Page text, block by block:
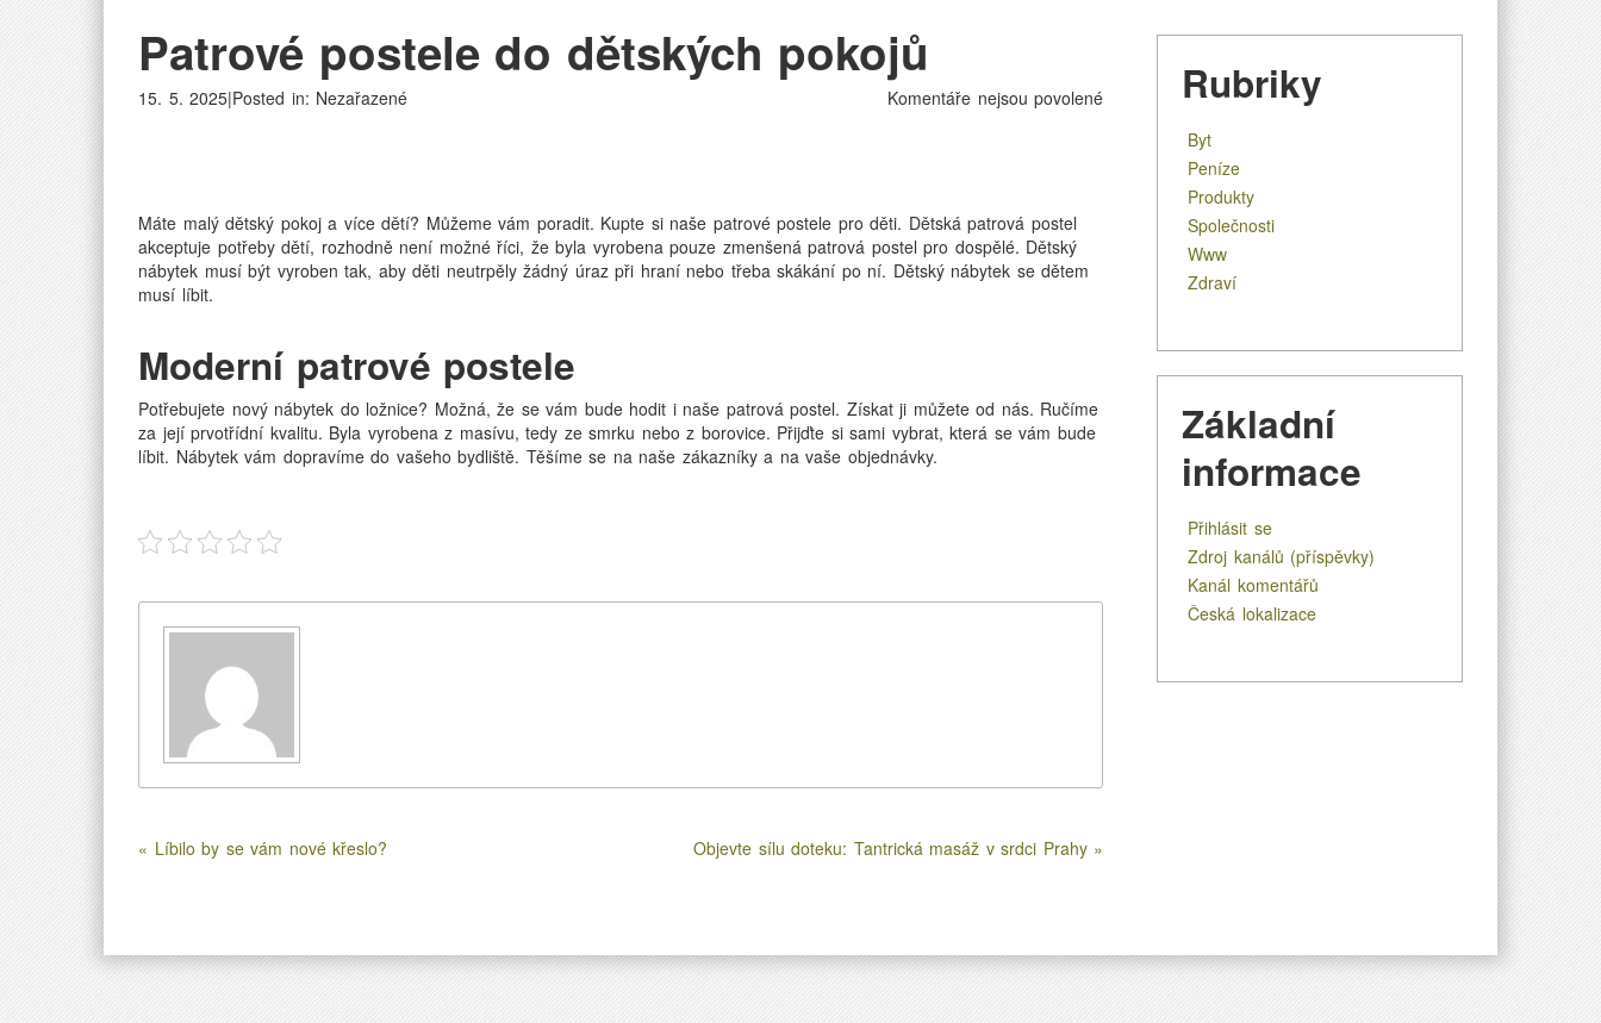
Patrové postele do dětských pokojů
15. 5. 2025|Posted in: Nezařazené Komentáře nejsou povolenéu
Máte malý dětský pokoj a více dětí? Můžeme vám poradit. Kupte si naše patrové postele pro děti. Dětskápatrová postel
akceptuje potřeby dětí, rozhodně není možné říci, že byla vyrobena pouze zmenšená patrová postel pro dospělé. Dětský
nábytek musí být vyroben tak, aby děti neutrpěly žádný úraz při hraní nebo třeba skákání po ní. Dětský nábytek se dětem
musí líbit.
Moderní patrové postele
Potřebujete nový nábytek do ložnice? Možná, že se vám bude hodit i naše patrová postel. Získat ji můžete od nás. Ručíme
za její prvotřídní kvalitu. Byla vyrobena z masívu, tedy ze smrku nebo z borovice. Přijďte si sami vybrat, která se vám bude
líbit. Nábytek vám dopravíme do vašeho bydliště. Těšíme se na naše zákazníky a na vaše objednávky.
« Líbilo by se vám nové křeslo? Objevte sílu doteku: Tantrická masáž v srdci Prahy »
Rubriky
Byt
Peníze
Produkty
Společnosti
Www
Zdraví
Základní
informace
Přihlásit se
Zdroj kanálů (příspěvky)
Kanál komentářů
Česká lokalizace